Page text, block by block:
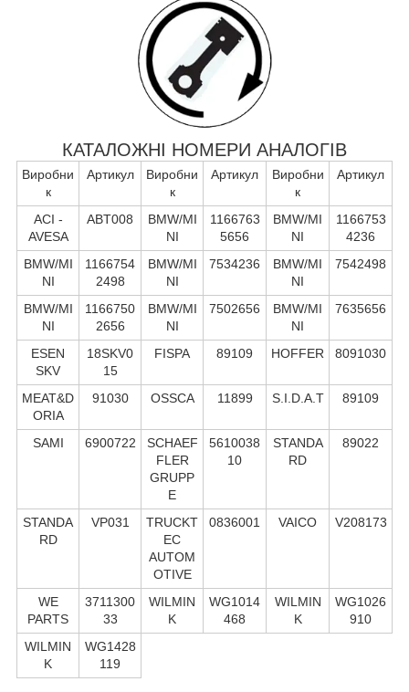
КАТАЛОЖНІ НОМЕРИ АНАЛОГІВ
Виробни
к
Артикул
Виробни
к
Артикул
Виробни
к
Артикул
ACI -
AVESA
ABT008
BMW/MI
NI
1166763
5656
BMW/MI
NI
1166753
4236
BMW/MI
NI
1166754
2498
BMW/MI
NI
7534236
BMW/MI
NI
7542498
BMW/MI
NI
1166750
2656
BMW/MI
NI
7502656
BMW/MI
NI
7635656
ESEN
SKV
18SKV0
15
FISPA 89109 HOFFER 8091030
MEAT&D
ORIA
91030 OSSCA 11899 S.I.D.A.T 89109
SAMI 6900722
SCHAEF
FLER
GRUPP
E
5610038
10
STANDA
RD
89022
STANDA
RD
VP031
TRUCKT
EC
AUTOM
OTIVE
0836001 VAICO V208173
WE
PARTS
3711300
33
WILMIN
K
WG1014
468
WILMIN
K
WG1026
910
WILMIN
K
WG1428
119